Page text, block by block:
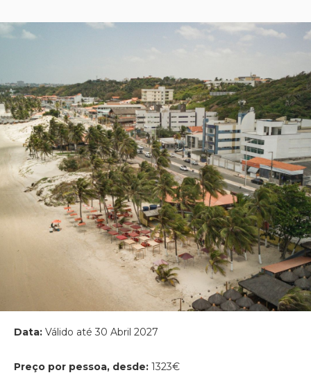
Data: Válido até 30 Abril 2027
Preço por pessoa, desde: 1323€